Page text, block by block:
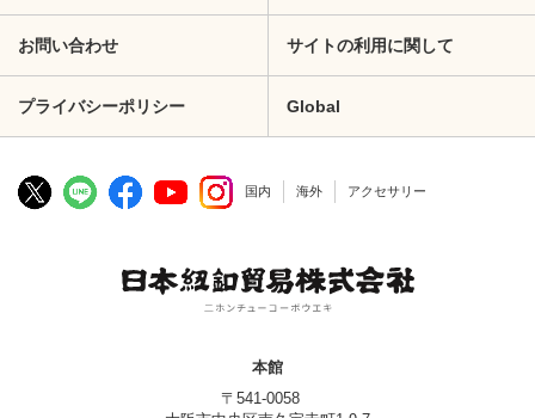
お問い合わせ サイトの利用に関して
プライバシーポリシー Global
国内 海外 アクセサリー
本館
〒541-0058